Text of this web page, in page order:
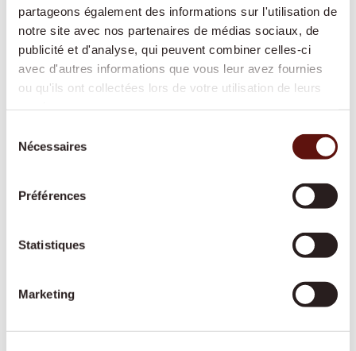
partageons également des informations sur l'utilisation de
notre site avec nos partenaires de médias sociaux, de
publicité et d'analyse, qui peuvent combiner celles-ci
avec d'autres informations que vous leur avez fournies
ou qu'ils ont collectées lors de votre utilisation de leurs
Nécessaires
Préférences
Statistiques
Marketing
contre l'isolement
Aide à domicile pour les tâches ménagères :
soutien pour l'entretien du foyer, la lessive, les
petits travaux de nettoyage
culturels – toujours à vos côtés
aide à la toilette, à l'habillage et
Rappel de la prise de médicaments :
pour que
temps